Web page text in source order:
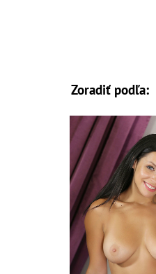
Zoradiť podľa: